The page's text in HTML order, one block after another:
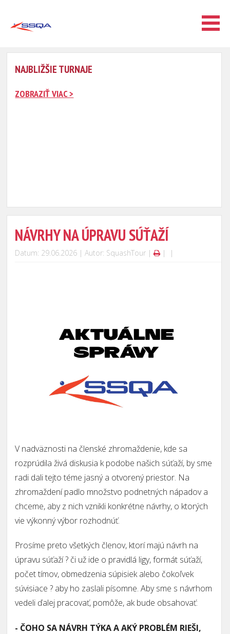
NAJBLIŽŠIE TURNAJE
ZOBRAZIŤ VIAC >
NÁVRHY NA ÚPRAVU SÚŤAŽÍ
Datum: 29.06.2026 | Autor: SquashTour | | |
V nadväznosti na členské zhromaždenie, kde sa
rozprúdila živá diskusia k podobe našich súťaží, by sme
radi dali tejto téme jasný a otvorený priestor. Na
zhromaždení padlo množstvo podnetných nápadov a
chceme, aby z nich vznikli konkrétne návrhy, o ktorých
vie výkonný výbor rozhodnúť.
Prosíme preto všetkých členov, ktorí majú návrh na
úpravu súťaží ? či už ide o pravidlá ligy, formát súťaží,
počet tímov, obmedzenia súpisiek alebo čokoľvek
súvisiace ? aby ho zaslali písomne. Aby sme s návrhom
vedeli ďalej pracovať, pomôže, ak bude obsahovať:
- ČOHO SA NÁVRH TÝKA A AKÝ PROBLÉM RIEŠI,